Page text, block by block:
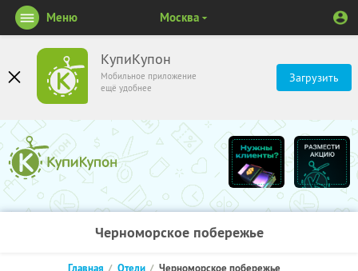
КупиКупон
Мобильное приложение
ещё удобнее
Загрузить
Меню Москва
Черноморское побережье
Главная Отели Черноморское побережье